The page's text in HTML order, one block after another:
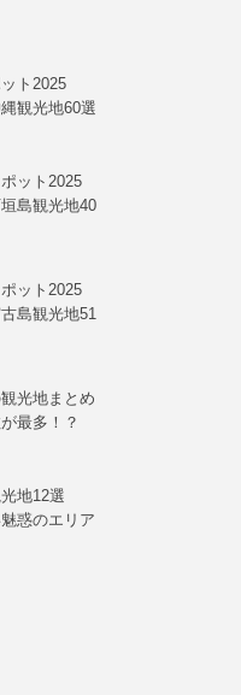
ト2025
観光地60選
ット2025
島観光地40
ット2025
島観光地51
光地まとめ
最多！？
地12選
惑のエリア